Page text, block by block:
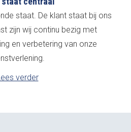
staat. De klant staat bij ons
zijn wij continu bezig met
en verbetering van onze
verder